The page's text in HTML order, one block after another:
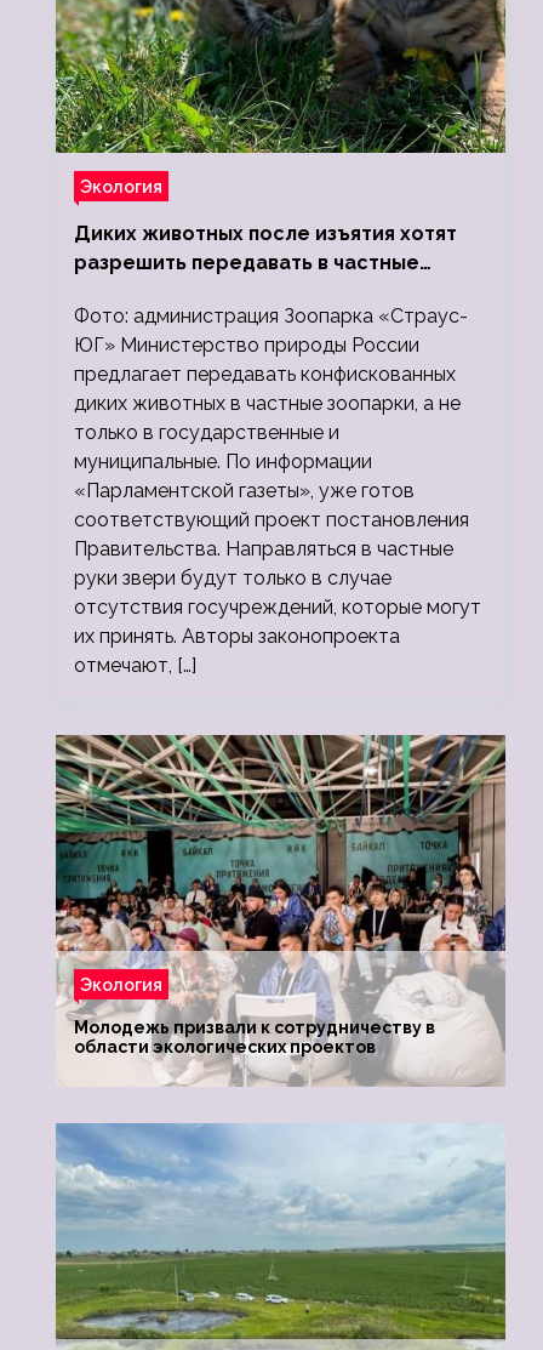
Экология
Диких животных после изъятия хотят
разрешить передавать в частные
Фото: администрация Зоопарка «Страус-
ЮГ» Министерство природы России
предлагает передавать конфискованных
диких животных в частные зоопарки, а не
только в государственные и
муниципальные. По информации
«Парламентской газеты», уже готов
соответствующий проект постановления
Правительства. Направляться в частные
руки звери будут только в случае
отсутствия госучреждений, которые могут
их принять. Авторы законопроекта
отмечают, […]
Экология
Молодежь призвали к сотрудничеству в
области экологических проектов